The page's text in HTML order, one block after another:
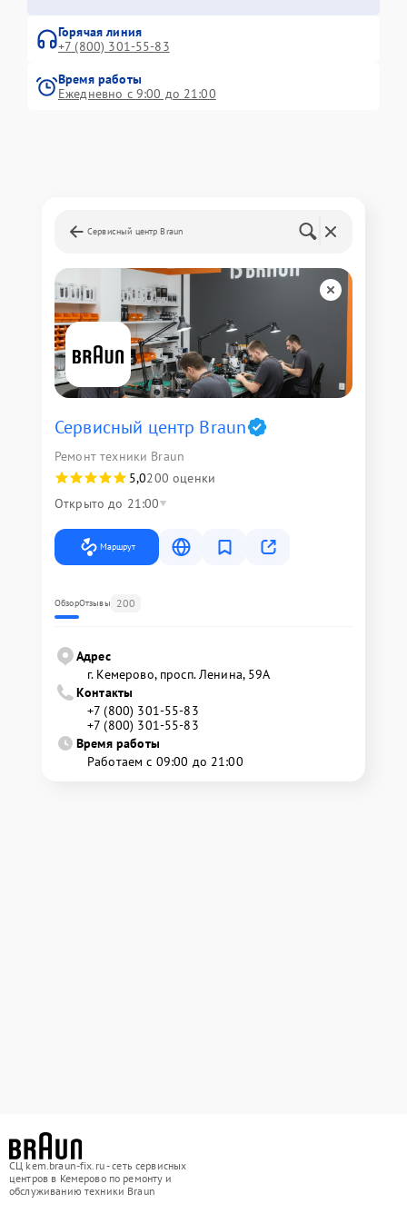
Горячая линия
+7 (800) 301-55-83
Время работы
Ежедневно с 9:00 до 21:00
Сервисный центр Braun
Сервисный центр Braun
Ремонт техники Braun
5,0200 оценки
Открыто до 21:00
Маршрут
ОбзорОтзывы 200
Адрес
г. Кемерово, просп. Ленина, 59А
Контакты
+7 (800) 301-55-83
+7 (800) 301-55-83
Время работы
Работаем с 09:00 до 21:00
СЦ kem.braun-fix.ru - сеть сервисных
центров в Кемерово по ремонту и
обслуживанию техники Braun